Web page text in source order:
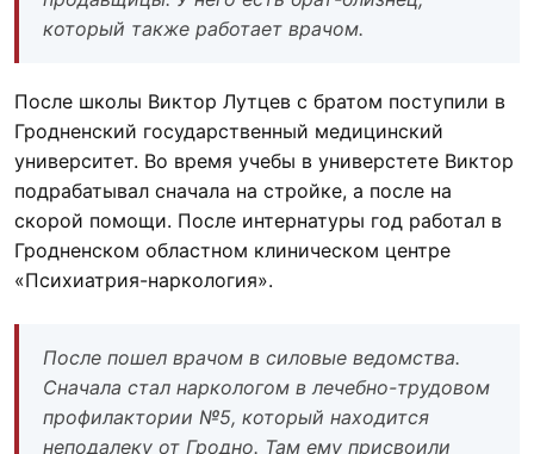
который также работает врачом.
После школы Виктор Лутцев с братом поступили в
Гродненский государственный медицинский
университет. Во время учебы в универстете Виктор
подрабатывал сначала на стройке, а после на
скорой помощи. После интернатуры год работал в
Гродненском областном клиническом центре
«Психиатрия-наркология».
После пошел врачом в силовые ведомства.
Сначала стал наркологом в лечебно-трудовом
профилактории №5, который находится
неподалеку от Гродно. Там ему присвоили